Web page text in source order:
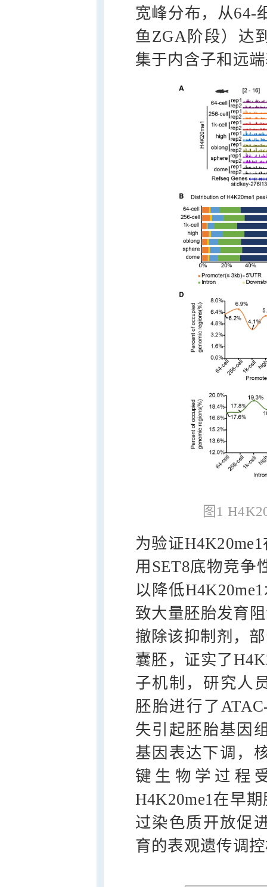
宽峰分布，从64-
鱼ZGA阶段）达
集于内含子和远
图1
为验证
用SET8底物竞争
以降低
致大量胚胎发育
撤除该抑制剂，
囊胚，证实了
子机制，研究人
胚胎进行了
失引起胚胎基因
基因表达下调，
键生物学过程
H4K20me1在早
过染色质开放促
育的表观遗传调